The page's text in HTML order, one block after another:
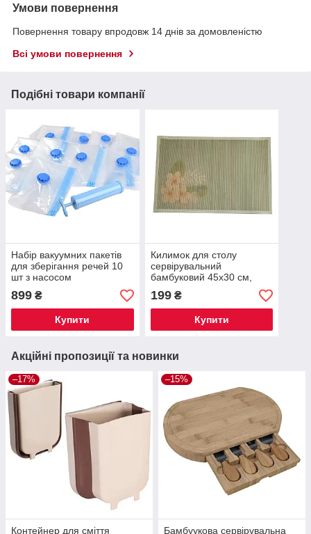
Умови повернення
Повернення товару впродовж 14 днів за домовленістю
Всі умови повернення
Подібні товари компанії
Набір вакуумних пакетів
для зберігання речей 10
шт з насосом
899 ₴
Купити
Килимок для столу
сервірувальний
бамбуковий 45x30 см,
оливковий з квітами
199₴
Купити
Акційні пропозиції та новинки
–17%
Контейнер для сміття
–15%
Бамбуукова сервірувальна